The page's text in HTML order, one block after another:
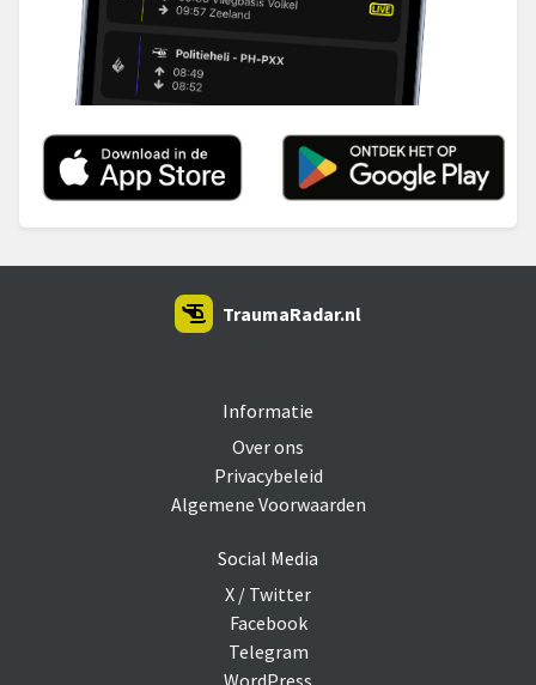
Informatie
Over ons
Privacybeleid
Algemene Voorwaarden
Social Media
X / Twitter
Facebook
Telegram
WordPress
TraumaRadar.nl